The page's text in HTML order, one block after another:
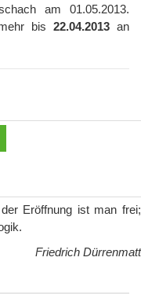
am 01.05.2013.
bis 22.04.2013 an
Eröffnung ist man frei;
Friedrich Dürrenmatt